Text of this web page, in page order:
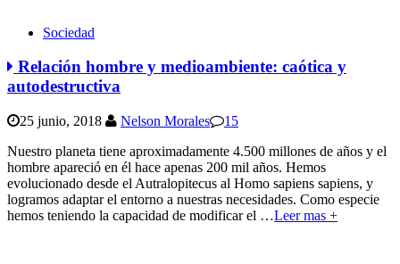
Sociedad
Relación hombre y medioambiente: caótica y
autodestructiva
25 junio, 2018 Nelson Morales
15
Nuestro planeta tiene aproximadamente 4.500 millones de años y el
hombre apareció en él hace apenas 200 mil años. Hemos
evolucionado desde el Autralopitecus al Homo sapiens sapiens, y
logramos adaptar el entorno a nuestras necesidades. Como especie
hemos teniendo la capacidad de modificar el …Leer mas +